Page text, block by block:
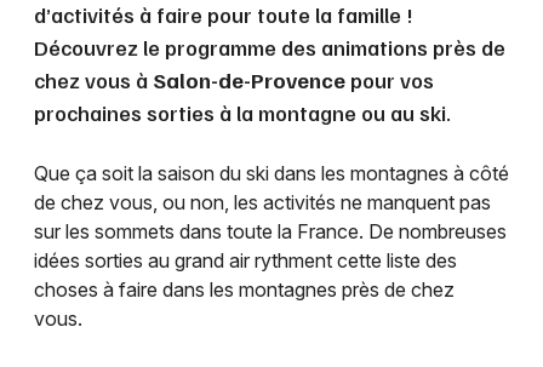
d’activités à faire pour toute la famille !
Découvrez le programme des animations près de
chez vous à Salon-de-Provence pour vos
prochaines sorties à la montagne ou au ski.
Que ça soit la saison du ski dans les montagnes à côté
de chez vous, ou non, les activités ne manquent pas
sur les sommets dans toute la France. De nombreuses
idées sorties au grand air rythment cette liste des
choses à faire dans les montagnes près de chez
vous.